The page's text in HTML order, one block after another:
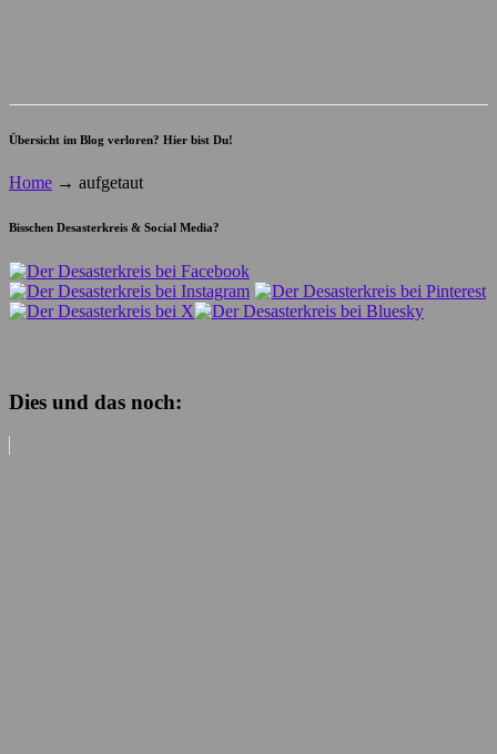
Übersicht im Blog verloren? Hier bist Du!
Home → aufgetaut
Bisschen Desasterkreis & Social Media?
Dies und das noch: